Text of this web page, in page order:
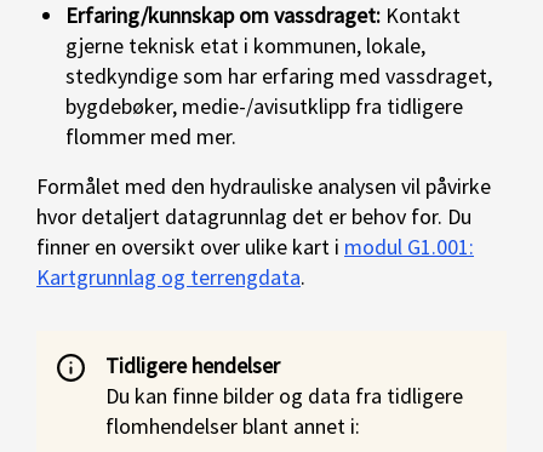
Erfaring/kunnskap om vassdraget: Kontakt
gjerne teknisk etat i kommunen, lokale,
stedkyndige som har erfaring med vassdraget,
bygdebøker, medie-/avisutklipp fra tidligere
flommer med mer.
Formålet med den hydrauliske analysen vil påvirke
hvor detaljert datagrunnlag det er behov for. Du
finner en oversikt over ulike kart i modul G1.001:
Kartgrunnlag og terrengdata.
Tidligere hendelser
Du kan finne bilder og data fra tidligere
flomhendelser blant annet i: